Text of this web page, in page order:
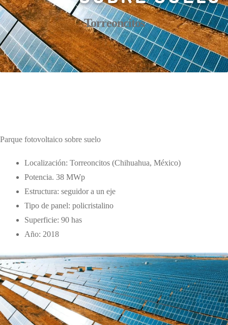
Torreoncitos
Parque fotovoltaico sobre suelo
Localización: Torreoncitos (Chihuahua, México)
Potencia. 38 MWp
Estructura: seguidor a un eje
Tipo de panel: policristalino
Superficie: 90 has
Año: 2018